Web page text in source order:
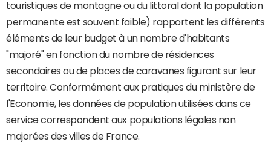
touristiques de montagne ou du littoral dont la population
permanente est souvent faible) rapportent les différents
éléments de leur budget à un nombre d'habitants
"majoré" en fonction du nombre de résidences
secondaires ou de places de caravanes figurant sur leur
territoire. Conformément aux pratiques du ministère de
l'Economie, les données de population utilisées dans ce
service correspondent aux populations légales non
majorées des villes de France.